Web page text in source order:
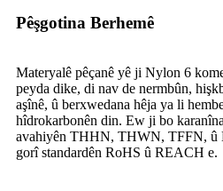
Pêşgotina Berhemê
Materyalê pêçanê yê ji Nylon 6
peyda dike, di nav de nermbûn,
aşînê, û berxwedana hêja ya li
hîdrokarbonên din. Ew ji bo
avahiyên THHN, THWN, TFFN, û
gorî standardên RoHS û REACH e.